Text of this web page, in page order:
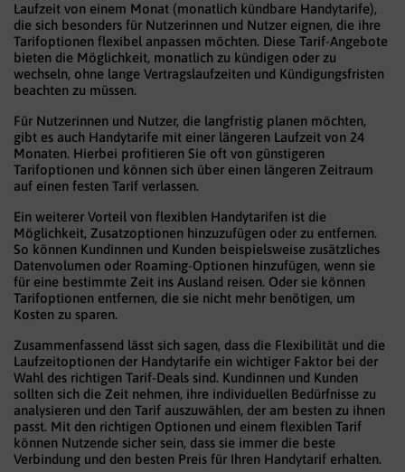
Laufzeit von einem Monat (monatlich kündbare Handytarife),
die sich besonders für Nutzerinnen und Nutzer eignen, die ihre
Tarifoptionen flexibel anpassen möchten. Diese Tarif-Angebote
bieten die Möglichkeit, monatlich zu kündigen oder zu
wechseln, ohne lange Vertragslaufzeiten und Kündigungsfristen
beachten zu müssen.
Für Nutzerinnen und Nutzer, die langfristig planen möchten,
gibt es auch Handytarife mit einer längeren Laufzeit von 24
Monaten. Hierbei profitieren Sie oft von günstigeren
Tarifoptionen und können sich über einen längeren Zeitraum
auf einen festen Tarif verlassen.
Ein weiterer Vorteil von flexiblen Handytarifen ist die
Möglichkeit, Zusatzoptionen hinzuzufügen oder zu entfernen.
So können Kundinnen und Kunden beispielsweise zusätzliches
Datenvolumen oder Roaming-Optionen hinzufügen, wenn sie
für eine bestimmte Zeit ins Ausland reisen. Oder sie können
Tarifoptionen entfernen, die sie nicht mehr benötigen, um
Kosten zu sparen.
Zusammenfassend lässt sich sagen, dass die Flexibilität und die
Laufzeitoptionen der Handytarife ein wichtiger Faktor bei der
Wahl des richtigen Tarif-Deals sind. Kundinnen und Kunden
sollten sich die Zeit nehmen, ihre individuellen Bedürfnisse zu
analysieren und den Tarif auszuwählen, der am besten zu ihnen
passt. Mit den richtigen Optionen und einem flexiblen Tarif
können Nutzende sicher sein, dass sie immer die beste
Verbindung und den besten Preis für Ihren Handytarif erhalten.